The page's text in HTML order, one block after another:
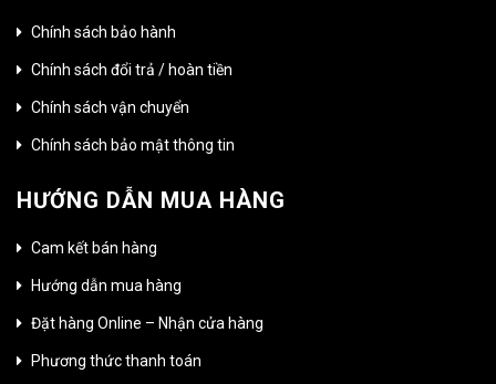
Chính sách bảo hành
Chính sách đổi trả / hoàn tiền
Chính sách vận chuyển
Chính sách bảo mật thông tin
HƯỚNG DẪN MUA HÀNG
Cam kết bán hàng
Hướng dẫn mua hàng
Đặt hàng Online – Nhận cửa hàng
Phương thức thanh toán